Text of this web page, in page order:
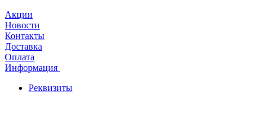
Акции
Новости
Контакты
Доставка
Оплата
Информация
Реквизиты